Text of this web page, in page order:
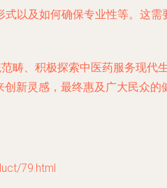
以及如何确保专业性等。这
畴、积极探索中医药服务现
新灵感，最终惠及广大民众
79.html